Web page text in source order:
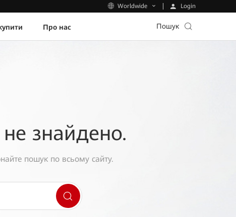
Worldwide Login
Про нас Пошук
знайдено.
пошук по всьому сайту.